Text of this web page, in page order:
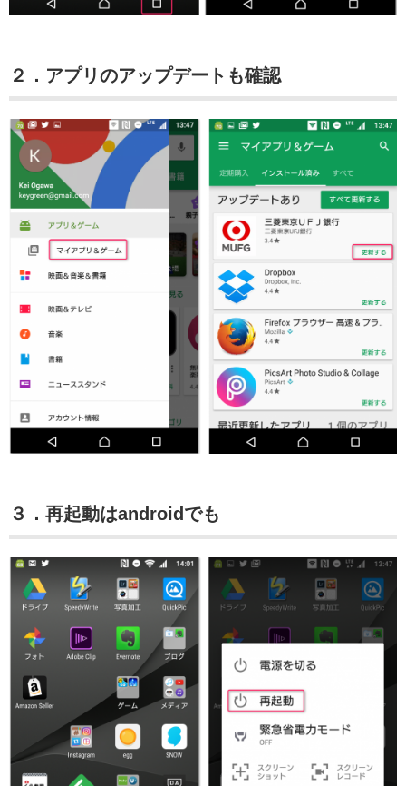
２．アプリのアップデートも確認
３．再起動はandroidでも